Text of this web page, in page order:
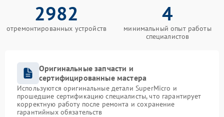
2982
отремонтированных устройств
4
минимальный опыт работы
специалистов
Оригинальные запчасти и
сертифицированные мастера
Используются оригинальные детали SuperMicro и
прошедшие сертификацию специалисты, что гарантирует
корректную работу после ремонта и сохранение
гарантийных обязательств